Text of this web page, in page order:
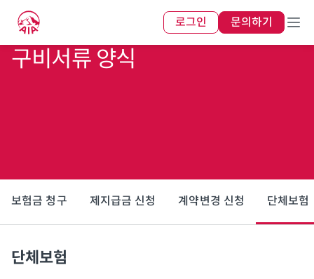
로그인 문의하기
구비서류 양식
보험금 청구 제지급금 신청 계약변경 신청 단체보험
단체보험